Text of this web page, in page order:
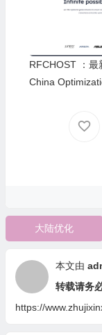
RFCHOST ：最
China
大陆优化
本文由
转载请务
https://